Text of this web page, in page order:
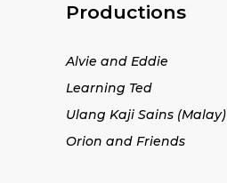
Productions
Alvie and Eddie
Learning Ted
Ulang Kaji Sains (Malay)
Orion and Friends